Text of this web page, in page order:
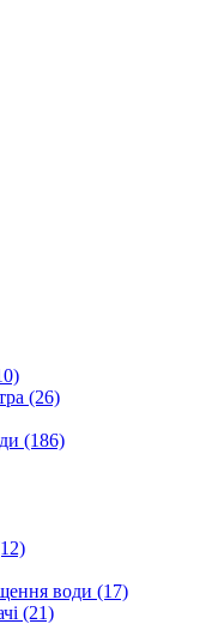
(26)
(186)
води (17)
(21)